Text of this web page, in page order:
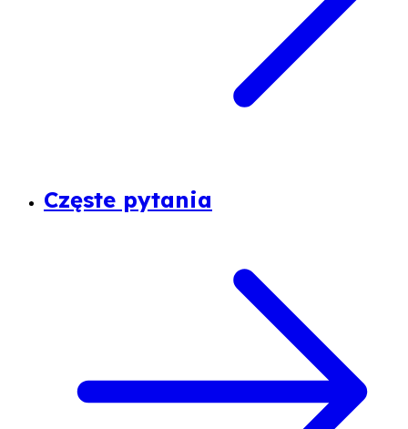
Częste pytania